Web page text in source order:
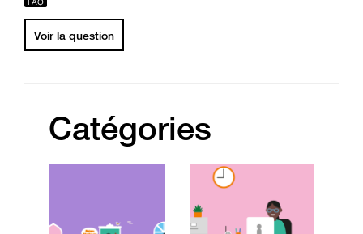
Voir la question
Catégories